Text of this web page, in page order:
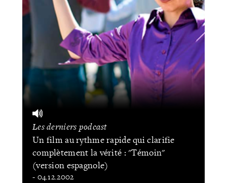
Les derniers podcast
Un film au rythme rapide qui clarifie
complètement la vérité : "Témoin"
(version espagnole)
- 04.12.2002